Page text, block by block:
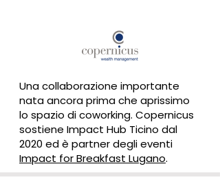
Una collaborazione importante
nata ancora prima che aprissimo
lo spazio di coworking. Copernicus
sostiene Impact Hub Ticino dal
2020 ed è partner degli eventi
Impact for Breakfast Lugano.